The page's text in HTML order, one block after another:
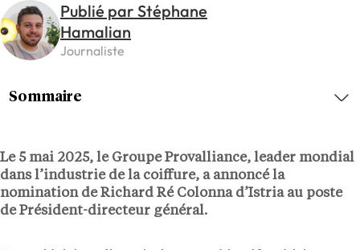
Publié par Stéphane
Hamalian
Journaliste
Le 5 mai 2025, le Groupe Provalliance, leader mondial
dans l’industrie de la coiffure, a annoncé la
nomination de Richard Ré Colonna d’Istria au poste
de Président-directeur général.
Sommaire